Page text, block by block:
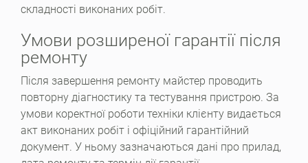
складності виконаних робіт.
Умови розширеної гарантії після
ремонту
Після завершення ремонту майстер проводить
повторну діагностику та тестування пристрою. За
умови коректної роботи техніки клієнту видається
акт виконаних робіт і офіційний гарантійний
документ. У ньому зазначаються дані про прилад,